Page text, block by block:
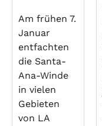
Am frühen 7.
Januar
entfachten
die Santa-
Ana-Winde
in vielen
Gebieten
von LA